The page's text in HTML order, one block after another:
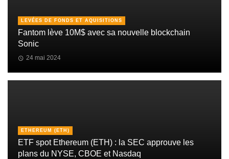
LEVÉES DE FONDS ET AQUISITIONS
Fantom lève 10M$ avec sa nouvelle blockchain
Sonic
24 mai 2024
ETHEREUM (ETH)
ETF spot Ethereum (ETH) : la SEC approuve les
plans du NYSE, CBOE et Nasdaq